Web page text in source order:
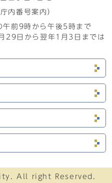
庁内番号案内）
午前9時から午後5時まで
29日から翌年1月3日までは
All right Reserved.